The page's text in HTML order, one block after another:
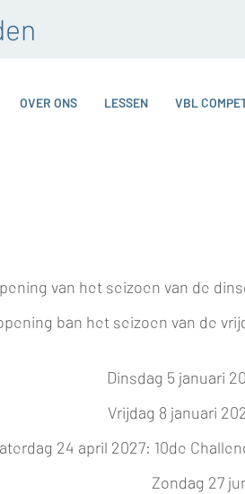
OVER ONS LESSEN VBL
van het seizoen van de
ban het seizoen van de
Dinsdag 5 januari
Vrijdag 8 januari
24 april 2027: 10de
Zondag 27